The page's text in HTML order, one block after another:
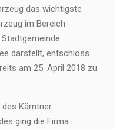
das wichtigste
im Bereich
darstellt, entschloss
am 25. April 2018 zu
Kärntner
ging die Firma